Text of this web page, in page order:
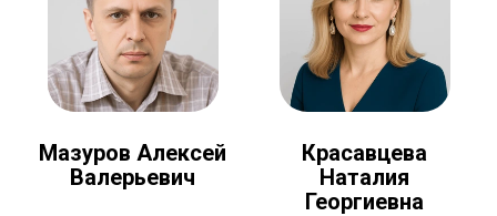
Мазуров Алексей
Валерьевич
Красавцева
Наталия
Георгиевна